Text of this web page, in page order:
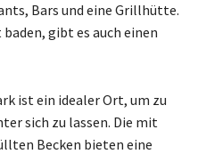
Bars und eine Grillhütte.
gibt es auch einen
ist ein idealer Ort, um zu
sich zu lassen. Die mit
Becken bieten eine